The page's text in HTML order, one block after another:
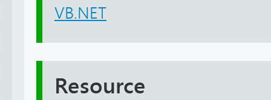
VB.NET
Resource